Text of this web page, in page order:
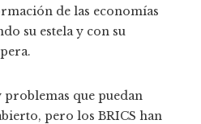
de las economías
su estela y con su
que puedan
pero los BRICS han